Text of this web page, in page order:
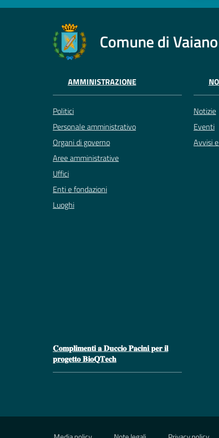
Comune di Vaiano
AMMINISTRAZIONE
Politici
Personale amministrativo
Organi di governo
Aree amministrative
Uffici
Enti e fondazioni
Luoghi
Notizie
Eventi
Avvisi
𝐂𝐨𝐦𝐩𝐥𝐢𝐦𝐞𝐧𝐭𝐢 𝐚 𝐃𝐮𝐜𝐜𝐢𝐨 𝐏𝐚𝐜𝐢𝐧𝐢 𝐩𝐞𝐫 𝐢𝐥
𝐩𝐫𝐨𝐠𝐞𝐭𝐭𝐨 𝐁𝐢𝐨𝐐𝐓𝐞𝐜𝐡